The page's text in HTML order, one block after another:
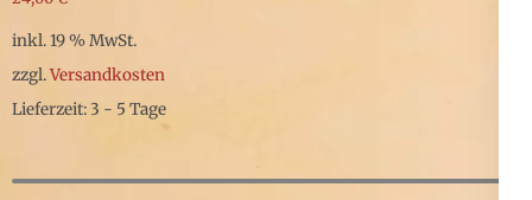
Varianten
auf.
Die
inkl. 19 % MwSt.
zzgl.Versandkosten
Lieferzeit: 3 - 5 Tage